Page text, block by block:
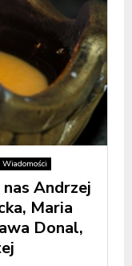
Wiadomości
Andrzej
Maria
Donal,